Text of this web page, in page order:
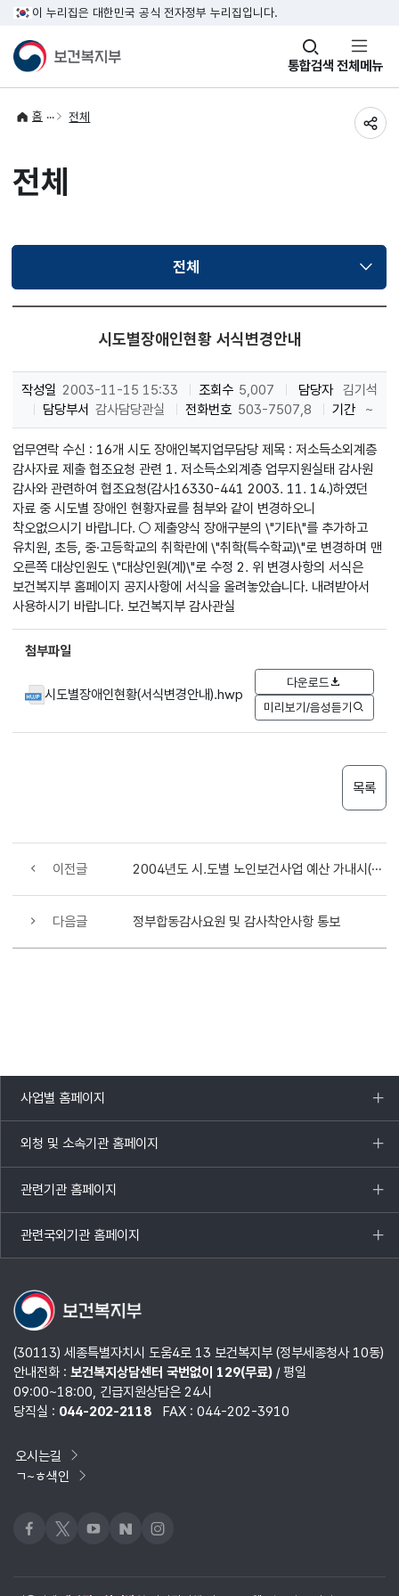
이 누리집은 대한민국 공식 전자정부 누리집입니다.
통합검색
창
열기 전체메뉴
홈 전체
전체
전체선택됨
시도별장애인현황 서식변경안내
작성일 2003-11-15 15:33 조회수 5,007 담당자 김기석
담당부서 감사담당관실 전화번호 503-7507,8 기간 ~
업무연락 수신 : 16개 시도 장애인복지업무담당 제목 : 저소득소외계층
감사자료 제출 협조요청 관련 1. 저소득소외계층 업무지원실태 감사원
감사와 관련하여 협조요청(감사16330-441 2003. 11. 14.)하였던
자료 중 시도별 장애인 현황자료를 첨부와 같이 변경하오니
착오없으시기 바랍니다. ○ 제출양식 장애구분의 \"기타\"를 추가하고
유치원, 초등, 중·고등학교의 취학란에 \"취학(특수학교)\"로 변경하며 맨
오른쪽 대상인원도 \"대상인원(계)\"로 수정 2. 위 변경사항의 서식은
보건복지부 홈페이지 공지사항에 서식을 올려놓았습니다. 내려받아서
사용하시기 바랍니다. 보건복지부 감사관실
첨부파일
시도별장애인현황(서식변경안내).hwp
다운로드
미리보기/음성듣기
목록
이전글 2004년도 시.도별 노인보건사업 예산 가내시(안)
다음글 정부합동감사요원 및 감사착안사항 통보
사업별 홈페이지
목록
열기
외청 및 소속기관 홈페이지
목록
열기
관련기관 홈페이지
목록
열기
관련국외기관 홈페이지
목록
열기
(30113) 세종특별자치시 도움4로 13 보건복지부 (정부세종청사 10동)
안내전화 : 보건복지상담센터 국번없이 129(무료)/ 평일
09:00~18:00, 긴급지원상담은 24시
당직실 : 044-202-2118 FAX : 044-202-3910
오시는길
ㄱ~ㅎ색인
페이스북
x 유튜브네이버블로그
인스타그램